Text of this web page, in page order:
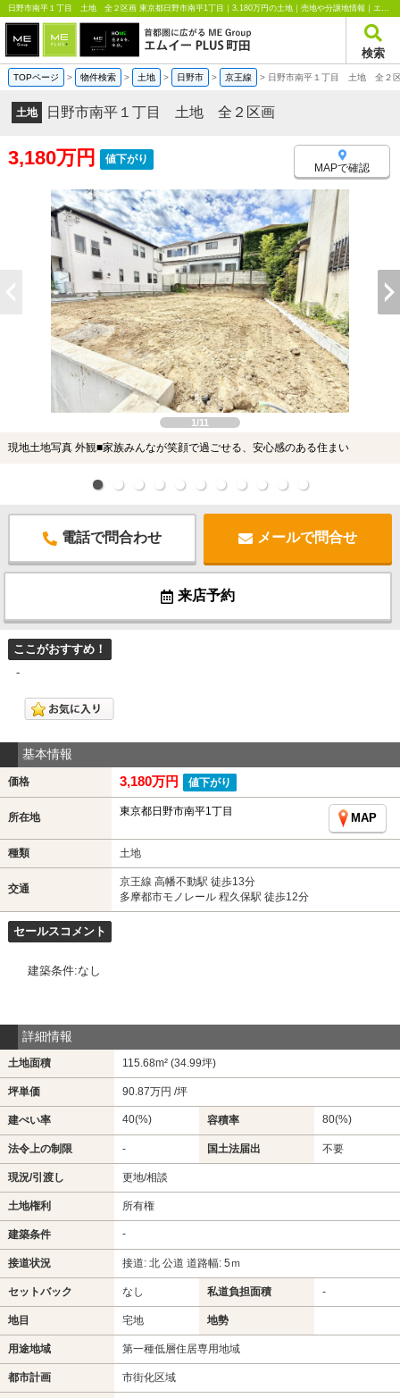
日野市南平１丁目 土地 全２区画 東京都日野市南平1丁目｜3,180万円の土地｜売地や分譲地情報｜エムイーPLUS町田
検索
TOPページ > 物件検索 > 土地 > 日野市 > 京王線 > 日野市南平１丁目 土地 全２
土地 日野市南平１丁目 土地 全２区画
3,180万円 値下がり
MAPで確認
1/11
現地土地写真 外観■家族みんなが笑顔で過ごせる、安心感のある住まい
電話で問合わせ メールで問合せ
来店予約
ここがおすすめ！
-
基本情報
価格 3,180万円 値下がり
所在地 東京都日野市南平1丁目
MAP
種類 土地
交通
京王線 高幡不動駅 徒歩13分
多摩都市モノレール 程久保駅 徒歩12分
セールスコメント
建築条件:なし
詳細情報
土地面積 115.68m² (34.99坪)
坪単価 90.87万円 /坪
建ぺい率 40(%) 容積率 80(%)
法令上の制限 - 国土法届出 不要
現況/引渡し 更地/相談
土地権利 所有権
建築条件 -
接道状況 接道: 北 公道 道路幅: 5ｍ
セットバック なし 私道負担面積 -
地目 宅地 地勢
用途地域 第一種低層住居専用地域
都市計画 市街化区域